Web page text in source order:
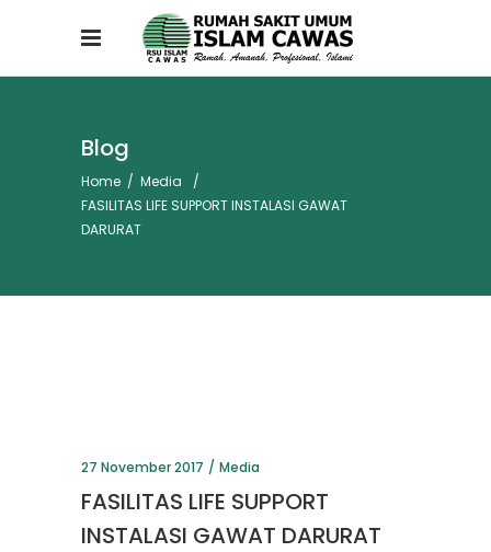
Blog
Home / Media
/
FASILITAS LIFE SUPPORT INSTALASI GAWAT
DARURAT
27 November 2017 Media
FASILITAS LIFE SUPPORT
INSTALASI GAWAT DARURAT